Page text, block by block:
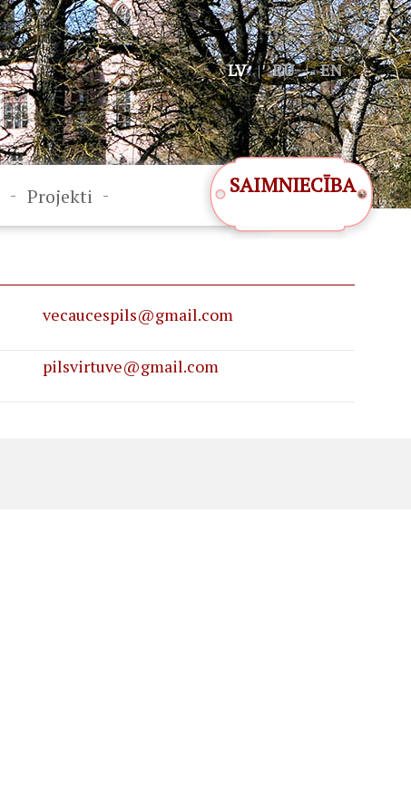
LV | RU | EN
SAIMNIECĪBA
- Projekti -
vecaucespils@gmail.com
pilsvirtuve@gmail.com